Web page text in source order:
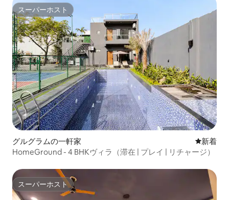
スーパーホスト
スーパーホスト
グルグラムの一軒家 新しい宿
新着
HomeGround - 4 BHKヴィラ（滞在 | プレイ | リチャージ）
スーパーホスト
スーパーホスト